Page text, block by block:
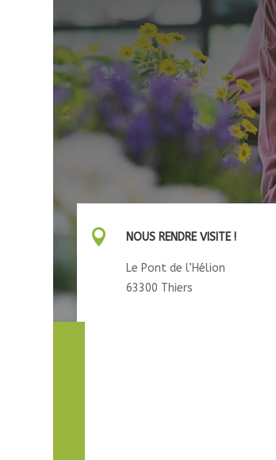
 NOUS RENDRE VISITE !
Le Pont de l’Hélion
63300 Thiers